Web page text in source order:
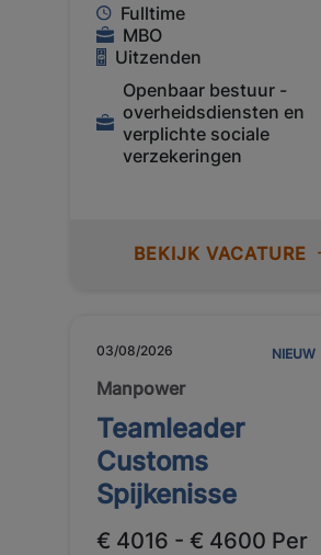
Fulltime
MBO
Uitzenden
Openbaar bestuur -
overheidsdiensten en
verplichte sociale
verzekeringen
BEKIJK VACATURE
03/08/2026 NIEUW
Manpower
Teamleader
Customs
Spijkenisse
€ 4016 - € 4600 Per